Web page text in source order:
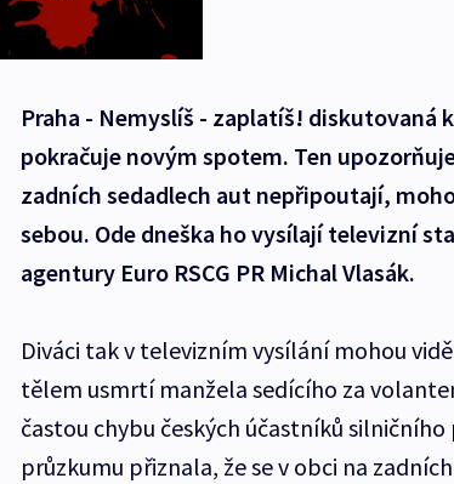
Praha - Nemyslíš - zaplatíš! diskutovaná
pokračuje novým spotem. Ten
zadních sedadlech aut nepřipoutají,
sebou. Ode dneška ho vysílají televizní
agentury Euro RSCG PR Michal Vlasák.
Diváci tak v televizním vysílání mohou
tělem usmrtí manžela sedícího za
častou chybu českých účastníků
průzkumu přiznala, že se v obci na